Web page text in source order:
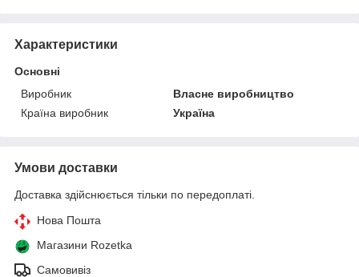
Характеристики
Основні
Виробник
Власне виробництво
Країна виробник
Україна
Умови доставки
Доставка здійснюється тільки по передоплаті.
Нова Пошта
Магазини Rozetka
Самовивіз